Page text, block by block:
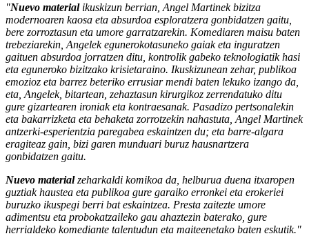
"Nuevo materialikuskizun berrian, Angel Martinek bizitza
modernoaren kaosa eta absurdoa esploratzera gonbidatzen gaitu,
bere zorroztasun eta umore garratzarekin. Komediaren maisu baten
trebeziarekin, Angelek egunerokotasuneko gaiak eta inguratzen
gaituen absurdoa jorratzen ditu, kontrolik gabeko teknologiatik hasi
eta eguneroko bizitzako krisietaraino. Ikuskizunean zehar, publikoa
emozioz eta barrez beteriko errusiar mendi baten lekuko izango da,
eta, Angelek, bitartean, zehaztasun kirurgikoz zerrendatuko ditu
gure gizartearen ironiak eta kontraesanak. Pasadizo pertsonalekin
eta bakarrizketa eta behaketa zorrotzekin nahastuta, Angel Martinek
antzerki-esperientzia paregabea eskaintzen du; eta barre-algara
eragiteaz gain, bizi garen munduari buruz hausnartzera
gonbidatzen gaitu.
Nuevo materialzeharkaldi komikoa da, helburua duena itxaropen
guztiak haustea eta publikoa gure garaiko erronkei eta erokeriei
buruzko ikuspegi berri bat eskaintzea. Presta zaitezte umore
adimentsu eta probokatzaileko gau ahaztezin baterako, gure
herrialdeko komediante talentudun eta maiteenetako baten eskutik."